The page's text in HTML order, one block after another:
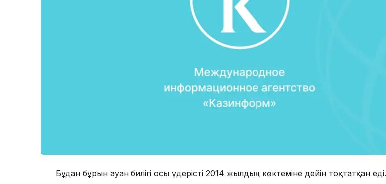
Бұдан бұрын ауған билігі осы үдерісті 2014 жылдың көктеміне дейін тоқтатқан еді.